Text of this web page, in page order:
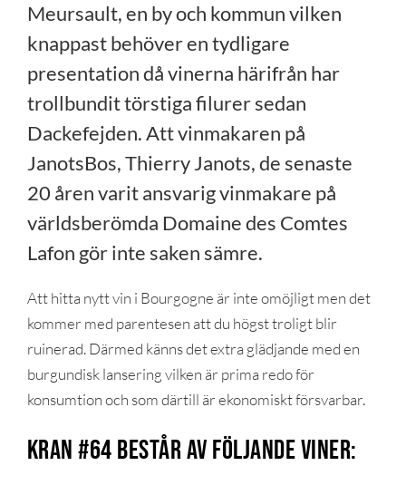
Meursault, en by och kommun vilken
knappast behöver en tydligare
presentation då vinerna härifrån har
trollbundit törstiga filurer sedan
Dackefejden. Att vinmakaren på
JanotsBos, Thierry Janots, de senaste
20 åren varit ansvarig vinmakare på
världsberömda Domaine des Comtes
Lafon gör inte saken sämre.
Att hitta nytt vin i Bourgogne är inte omöjligt men det
kommer med parentesen att du högst troligt blir
ruinerad. Därmed känns det extra glädjande med en
burgundisk lansering vilken är prima redo för
konsumtion och som därtill är ekonomiskt försvarbar.
KRAN #64 består av följande viner: